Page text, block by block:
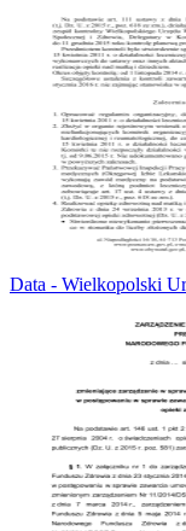
Data - Wielkopolski